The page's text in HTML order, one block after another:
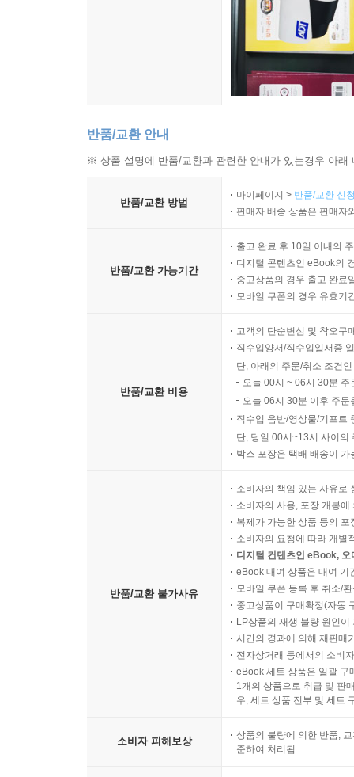
반품/교환 안내
※ 상품 설명에 반품/교환과 관련한 안내가 있는경우 아
반품/교환 방법
마이페이지 > 반품/교환 신
판매자 배송 상품은 판매자
반품/교환 가능기간
출고 완료 후 10일 이내의
디지털 콘텐츠인 eBook의
중고상품의 경우 출고 완료
모바일 쿠폰의 경우 유효기
반품/교환 비용
고객의 단순변심 및 착오구
직수입양서/직수입일서중
단, 아래의 주문/취소 조건
오늘 00시 ~ 06시 30분
오늘 06시 30분 이후 주
직수입 음반/영상물/기프트
단, 당일 00시~13시 사이의
박스 포장은 택배 배송이
반품/교환 불가사유
소비자의 책임 있는 사유로
소비자의 사용, 포장 개봉
복제가 가능한 상품 등의
소비자의 요청에 따라 개별
디지털 컨텐츠인 eBook,
eBook 대여 상품은 대여 기
모바일 쿠폰 등록 후 취소/
중고상품이 구매확정(자동
LP상품의 재생 불량 원인
시간의 경과에 의해 재판매
전자상거래 등에서의 소비
eBook 세트 상품은 일괄 구
1개의 상품으로 취급 및 판
우, 세트 상품 전부 및 세트
소비자 피해보상
상품의 불량에 의한 반품,
준하여 처리됨